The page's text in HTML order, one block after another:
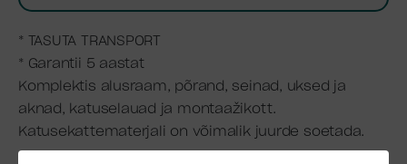
* TASUTA TRANSPORT
* Garantii 5 aastat
Komplektis alusraam, põrand, seinad, uksed ja
aknad, katuselauad ja montaažikott.
Katusekattematerjali on võimalik juurde soetada.